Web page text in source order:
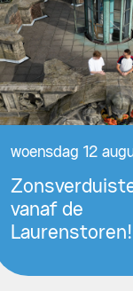
woensdag 12
vanaf de
Laurenstoren!